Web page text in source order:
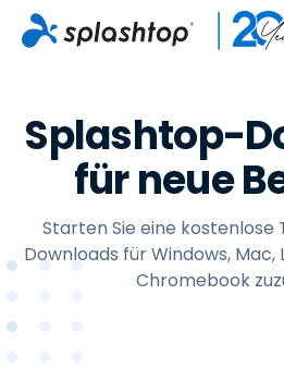
Splashtop-
für neue
Starten Sie eine kostenlose
Downloads für Windows, Mac,
Chromebook